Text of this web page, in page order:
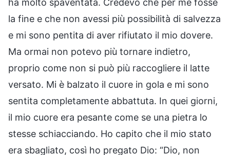
la fine e che non avessi più possibilità di salvezza
e mi sono pentita di aver rifiutato il mio dovere.
Ma ormai non potevo più tornare indietro,
proprio come non si può più raccogliere il latte
versato. Mi è balzato il cuore in gola e mi sono
sentita completamente abbattuta. In quei giorni,
il mio cuore era pesante come se una pietra lo
stesse schiacciando. Ho capito che il mio stato
era sbagliato, così ho pregato Dio: “Dio, non